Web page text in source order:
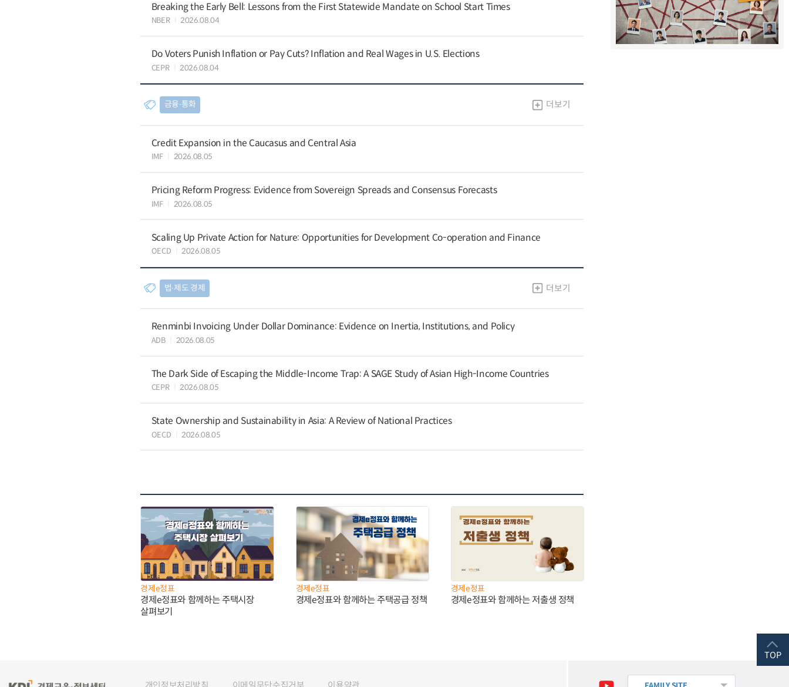
Breaking the Early Bell: Lessons from the First Statewide Mandate on School Start Times
NBER 2026.08.04
Do Voters Punish Inflation or Pay Cuts? Inflation and Real Wages in U.S. Elections
CEPR 2026.08.04
금융∙통화 더보기
Credit Expansion in the Caucasus and Central Asia
IMF 2026.08.05
Pricing Reform Progress: Evidence from Sovereign Spreads and Consensus Forecasts
IMF 2026.08.05
Scaling Up Private Action for Nature: Opportunities for Development Co-operation and Finance
OECD 2026.08.05
법∙제도 경제 더보기
Renminbi Invoicing Under Dollar Dominance: Evidence on Inertia, Institutions, and Policy
ADB 2026.08.05
The Dark Side of Escaping the Middle-Income Trap: A SAGE Study of Asian High-Income Countries
CEPR 2026.08.05
State Ownership and Sustainability in Asia: A Review of National Practices
OECD 2026.08.05
경제e정표
경제e정표와 함께하는 주택시장
살펴보기
경제e정표
경제e정표와 함께하는 주택공급 정책
경제e정표
경제e정표와 함께하는 저출생 정책
TOP